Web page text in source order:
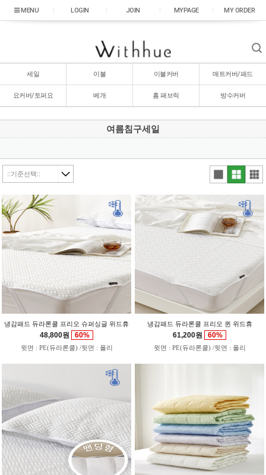
LOGIN JOIN MYPAGE MY ORDER
세일 이불 이불커버 매트커버/패드
요커버/토퍼요 베개 홈 패브릭 방수커버
여름침구세일
냉감패드 듀라론쿨 프리오 슈퍼싱글 위드휴
48,800원 60%
윗면 : PE(듀라론쿨) /뒷면 : 폴리
냉감패드 듀라론쿨 프리오 퀸 위드휴
61,200원 60%
윗면 : PE(듀라론쿨) /뒷면 : 폴리